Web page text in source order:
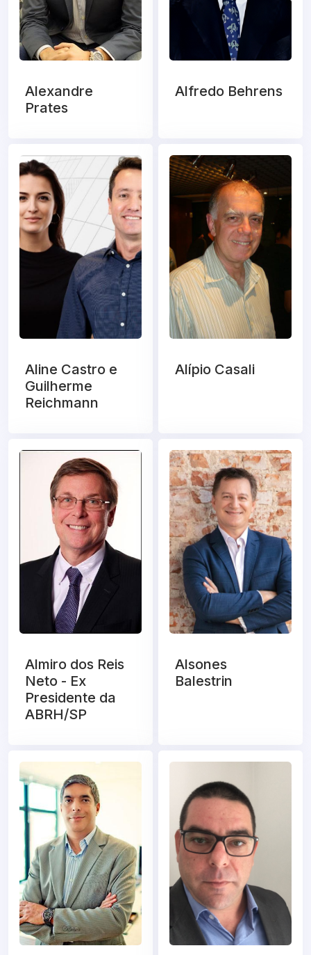
Alexandre
Prates
Alfredo Behrens
Aline Castro e
Guilherme
Reichmann
Alípio Casali
Almiro dos Reis
Neto - Ex
Presidente da
ABRH/SP
Alsones
Balestrin